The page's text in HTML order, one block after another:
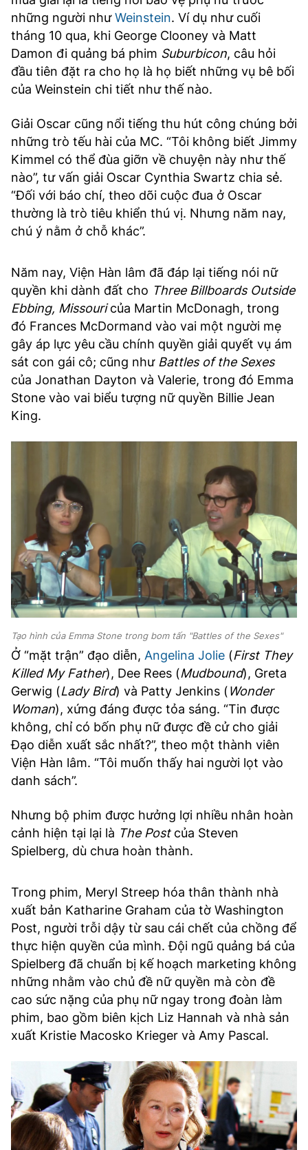
những người nhưWeinstein. Ví dụ như cuối
tháng 10 qua, khi George Clooney và Matt
Damon đi quảng bá phim Suburbicon, câu hỏi
đầu tiên đặt ra cho họ là họ biết những vụ bê bối
của Weinstein chi tiết như thế nào.
Giải Oscar cũng nổi tiếng thu hút công chúng bởi
những trò tếu hài của MC. “Tôi không biết Jimmy
Kimmel có thể đùa giỡn về chuyện này như thế
nào”, tư vấn giải Oscar Cynthia Swartz chia sẻ.
“Đối với báo chí, theo dõi cuộc đua ở Oscar
thường là trò tiêu khiển thú vị. Nhưng năm nay,
chú ý nằm ở chỗ khác”.
Năm nay, Viện Hàn lâm đã đáp lại tiếng nói nữ
quyền khi dành đất cho Three Billboards Outside
Ebbing, Missouricủa Martin McDonagh, trong
đó Frances McDormand vào vai một người mẹ
gây áp lực yêu cầu chính quyền giải quyết vụ ám
sát con gái cô; cũng như Battles of the Sexes
của Jonathan Dayton và Valerie, trong đó Emma
Stone vào vai biểu tượng nữ quyền Billie Jean
King.
Tạo hình của Emma Stone trong bom tấn "Battles of the Sexes"
Ở “mặt trận” đạo diễn, Angelina Jolie (First They
Killed My Father), Dee Rees (Mudbound), Greta
Gerwig (Lady Bird) và Patty Jenkins (Wonder
Woman), xứng đáng được tỏa sáng. “Tin được
không, chỉ có bốn phụ nữ được đề cử cho giải
Đạo diễn xuất sắc nhất?”, theo một thành viên
Viện Hàn lâm. “Tôi muốn thấy hai người lọt vào
danh sách”.
Nhưng bộ phim được hưởng lợi nhiều nhân hoàn
cảnh hiện tại lại là The Post của Steven
Spielberg, dù chưa hoàn thành.
Trong phim, Meryl Streep hóa thân thành nhà
xuất bản Katharine Graham của tờ Washington
Post, người trỗi dậy từ sau cái chết của chồng để
thực hiện quyền của mình. Đội ngũ quảng bá của
Spielberg đã chuẩn bị kế hoạch marketing không
những nhằm vào chủ đề nữ quyền mà còn đề
cao sức nặng của phụ nữ ngay trong đoàn làm
phim, bao gồm biên kịch Liz Hannah và nhà sản
xuất Kristie Macosko Krieger và Amy Pascal.